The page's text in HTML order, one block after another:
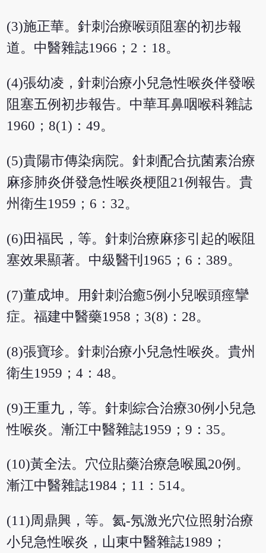
(3)施正華。針刺治療喉頭阻塞的初步報
道。中醫雜誌1966；2：18。
(4)張幼凌，針刺治療小兒急性喉炎伴發喉
阻塞五例初步報告。中華耳鼻咽喉科雜誌
1960；8(1)：49。
(5)貴陽市傳染病院。針刺配合抗菌素治療
麻疹肺炎併發急性喉炎梗阻21例報告。貴
州衛生1959；6：32。
(6)田福民，等。針刺治療麻疹引起的喉阻
塞效果顯著。中級醫刊1965；6：389。
(7)董成坤。用針刺治癒5例小兒喉頭痙攣
症。福建中醫藥1958；3(8)：28。
(8)張寶珍。針刺治療小兒急性喉炎。貴州
衛生1959；4：48。
(9)王重九，等。針刺綜合治療30例小兒急
性喉炎。漸江中醫雜誌1959；9：35。
(10)黃全法。穴位貼藥治療急喉風20例。
漸江中醫雜誌1984；11：514。
(11)周鼎興，等。氦-氖激光穴位照射治療
小兒急性喉炎，山東中醫雜誌1989；